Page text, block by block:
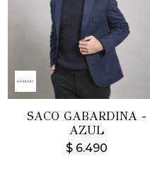
SACO GABARDINA -
AZUL
$ 6.490